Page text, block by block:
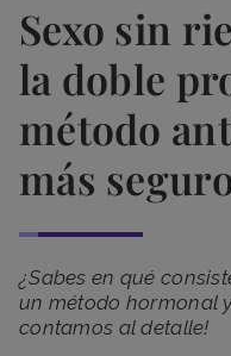
Sexo sin
la doble
método
más
¿Sabes en qué
un método hormonal
contamos al detalle!